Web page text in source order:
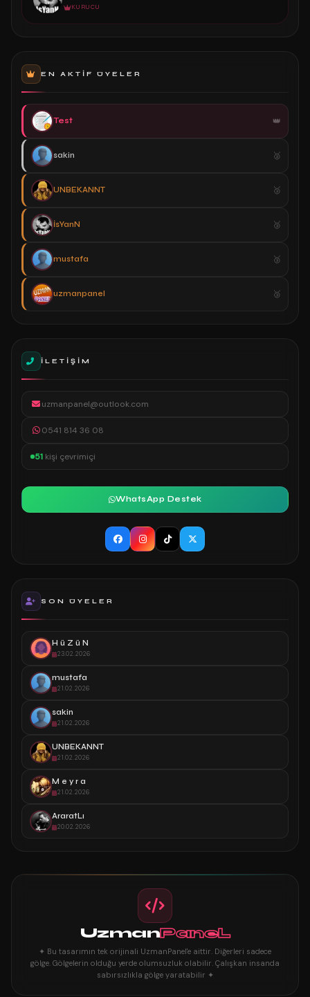
KURUCU
EN AKTIF ÜYELER
Test
sakin
UNBEKANNT
İsYanN
mustafa
uzmanpanel
İLETIŞIM
uzmanpanel@outlook.com
0541 814 36 08
51 kişi çevrimiçi
WhatsApp Destek
SON ÜYELER
H ü Z ü N
23.02.2026
mustafa
21.02.2026
sakin
21.02.2026
UNBEKANNT
21.02.2026
M e y r a
21.02.2026
AraratLı
20.02.2026
UzmanPaneL
✦ Bu tasarımın tek orijinali UzmanPanel'e aittir. Diğerleri sadece
gölge. Gölgelerin olduğu yerde olumsuzluk olabilir. Çalışkan insanda
sabırsızlıkla gölge yaratabilir ✦